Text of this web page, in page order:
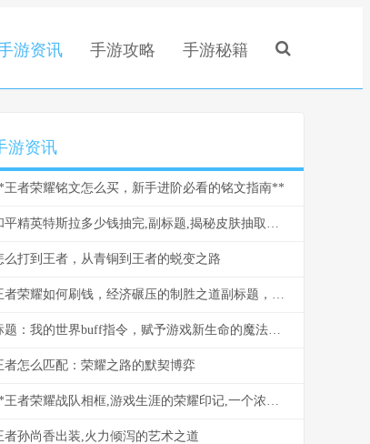
游资讯 手游攻略 手游秘籍
游资讯
王者荣耀铭文怎么买，新手进阶必看的铭文指南**
和平精英特斯拉多少钱抽完,副标题,揭秘皮肤抽取的真实成本
么打到王者，从青铜到王者的蜕变之路
王者荣耀如何刷钱，经济碾压的制胜之道副标题，资深玩家经济运营全解析
标题：我的世界buff指令，赋予游戏新生命的魔法符号
者怎么匹配：荣耀之路的默契博弈
**王者荣耀战队相框,游戏生涯的荣耀印记,一个浓缩的集体记忆符号**
者孙尚香出装,火力倾泻的艺术之道